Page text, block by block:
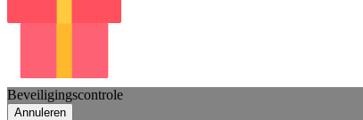
Beveiligingscontrole
Annuleren